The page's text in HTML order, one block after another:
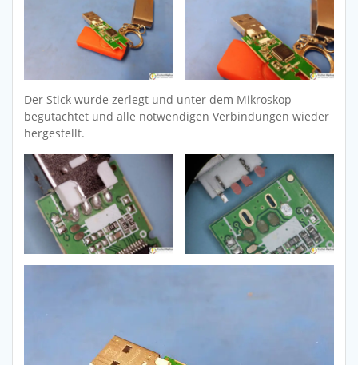
Der Stick wurde zerlegt und unter dem Mikroskop
begutachtet und alle notwendigen Verbindungen wieder
hergestellt.